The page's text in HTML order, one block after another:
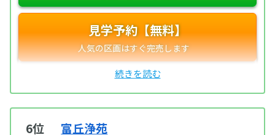
見学予約【無料】
6位 富丘浄苑